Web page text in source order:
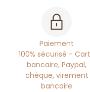
Paiement
100% sécurisé -
bancaire, Paypal,
chèque, virement
bancaire